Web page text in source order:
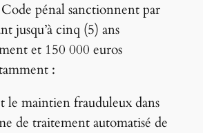
pénal sanctionnent par
jusqu’à cinq (5) ans
et 150 000 euros
:
le maintien frauduleux dans
de traitement automatisé de